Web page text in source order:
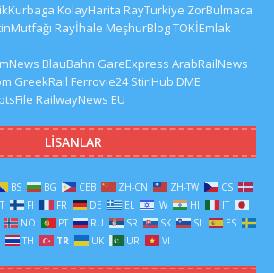
KolayHarita RayTurkiye ZorBulmaca
Rayİhale MeşhurBlogTOKİEmlak
BlauBahn GareExpress ArabRailNews
GreekRail Ferrovie24 StiriHub DME
RailwayNews EU
LISANLAR
BS BG CEB ZH-CN ZH-TW
CS
FI FR DE EL IW HI
IT
NO PT RU SR SK SL
ES
TH TR UK UR VI